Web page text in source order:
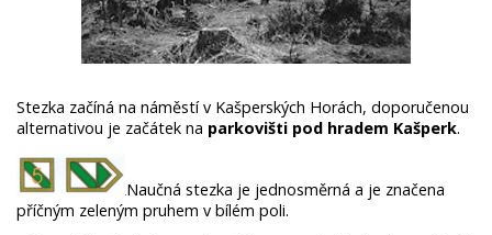
Stezka začíná na náměstí v Kašperských Horách, doporučenou
alternativou je začátek na parkovišti pod hradem Kašperk.
Naučná stezka je jednosměrná a je značena
příčným zeleným pruhem v bílém poli.